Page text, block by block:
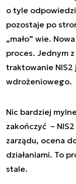
o tyle
pozostaje po
„mało” wie.
proces. Jednym
traktowanie
wdrożeniowego.
Nic bardziej
zakończyć –
zarządu, ocena
działaniami. To
stale.